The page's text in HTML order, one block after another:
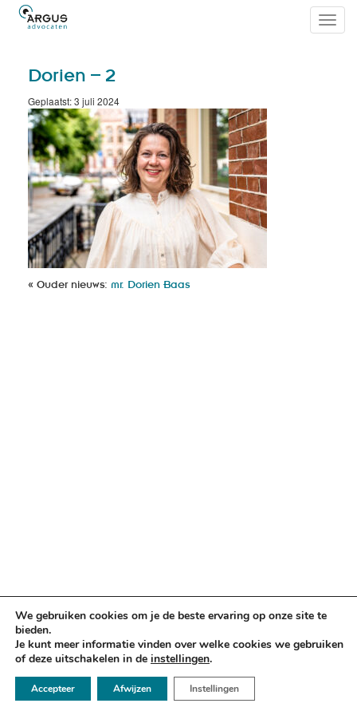
Dorien – 2
Geplaatst: 3 juli 2024
« Ouder nieuws: mr. Dorien Baas
✉ info@argusadvocaten.nl
We gebruiken cookies om je de beste ervaring op onze site te
bieden.
Je kunt meer informatie vinden over welke cookies we gebruiken
of deze uitschakelen in de instellingen.
Accepteer Afwijzen Instellingen